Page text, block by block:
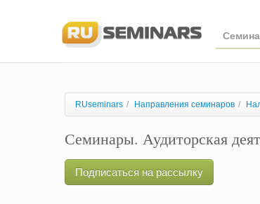
RUseminars / Направления семинаров /
Семинары. Аудиторская
Подписаться на рассылку